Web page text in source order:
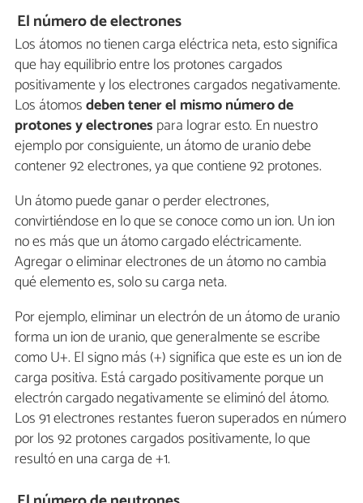
El número de electrones
Los átomos no tienen carga eléctrica neta, esto significa
que hay equilibrio entre los protones cargados
positivamente y los electrones cargados negativamente.
Los átomosdeben tener el mismo número de
protones y electrones para lograr esto. En nuestro
ejemplo por consiguiente, un átomo de uranio debe
contener 92 electrones, ya que contiene 92 protones.
Un átomo puede ganar o perder electrones,
convirtiéndose en lo que se conoce como un ion. Un ion
no es más que un átomo cargado eléctricamente.
Agregar o eliminar electrones de un átomo no cambia
qué elemento es, solo su carga neta.
Por ejemplo, eliminar un electrón de un átomo de uranio
forma un ion de uranio, que generalmente se escribe
como U+. El signo más (+) significa que este es un ion de
carga positiva. Está cargado positivamente porque un
electrón cargado negativamente se eliminó del átomo.
Los 91 electrones restantes fueron superados en número
por los 92 protones cargados positivamente, lo que
resultó en una carga de +1.